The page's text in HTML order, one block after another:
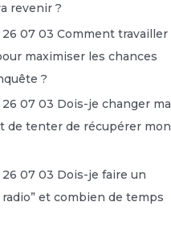
revenir ?
26 07 03 Comment travailler
maximiser les chances
?
26 07 03 Dois-je changer ma
de tenter de récupérer mon
26 07 03 Dois-je faire un
radio” et combien de temps